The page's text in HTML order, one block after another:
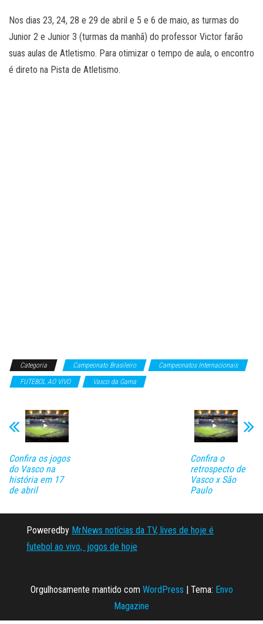
Nos dias 23, 24, 28 e 29 de abril e 5 e 6 de maio, as turmas do
Junior 2 e Junior 3 (turmas da manhã) do professor Victor farão
suas aulas de Atletismo. Para otimizar o tempo de aula, o encontro
é direto na Pista de Atletismo.
Categoria Campeonato Brasileiro
Campeonatos Internacionais
FUTEBOL AO VIVO
Vasco da Gama
Confira os jogos
do Vasco na
história em 17
de abril
Confira o
retrospecto de
Vasco x São
Paulo
Poweredby MrNews notícias da TV, lives de hoje é
futebol ao vivo, jogos de hoje
Orgulhosamente mantido com WordPress | Tema: Envo
Magazine